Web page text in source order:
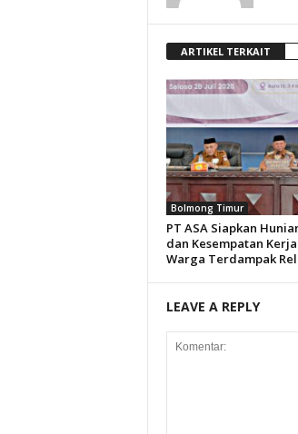
ARTIKEL TERKAIT
Bolmong Timur
PT ASA Siapkan
dan Kesempatan
Warga Terdampak
LEAVE A REPLY